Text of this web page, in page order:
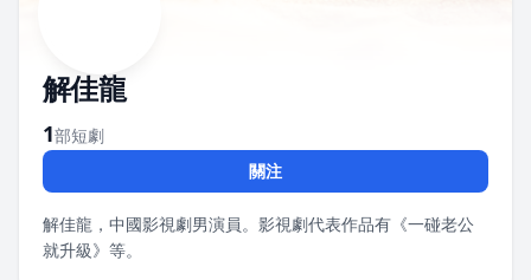
解佳龍
1部短劇
關注
解佳龍，中國影視劇男演員。影視劇代表作品有《一碰老公
就升級》等。